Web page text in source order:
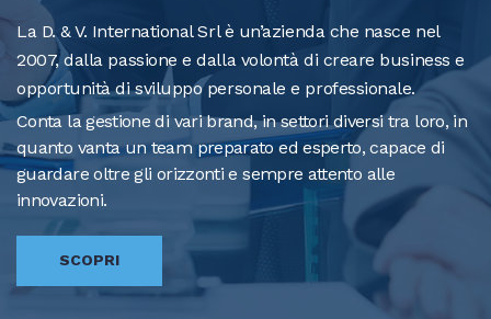
La D. & V. International Srl è un’azienda che nasce nel
2007, dalla passione e dalla volontà di creare business e
opportunità di sviluppo personale e professionale.
Conta la gestione di vari brand, in settori diversi tra loro, in
quanto vanta un team preparato ed esperto, capace di
guardare oltre gli orizzonti e sempre attento alle
innovazioni.
SCOPRI